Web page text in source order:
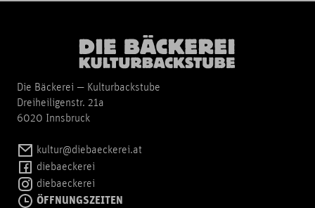
Die Bäckerei — Kulturbackstube
Dreiheiligenstr. 21a
6020 Innsbruck
kultur@diebaeckerei.at
diebaeckerei
diebaeckerei
ÖFFNUNGSZEITEN